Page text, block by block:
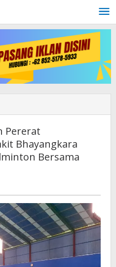
Pererat
Bhayangkara
Bersama